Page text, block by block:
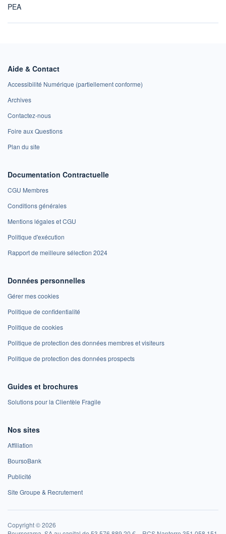
PEA
Aide & Contact
Accessibilité Numérique (partiellement conforme)
Archives
Contactez-nous
Foire aux Questions
Plan du site
Documentation Contractuelle
CGU Membres
Conditions générales
Mentions légales et CGU
Politique d'exécution
Rapport de meilleure sélection 2024
Données personnelles
Gérer mes cookies
Politique de confidentialité
Politique de cookies
Politique de protection des données membres et visiteurs
Politique de protection des données prospects
Guides et brochures
Solutions pour la Clientèle Fragile
Nos sites
Affiliation
BoursoBank
Publicité
Site Groupe & Recrutement
Copyright © 2026